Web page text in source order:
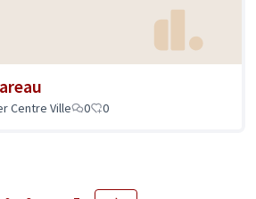
Centre Ville 0 0